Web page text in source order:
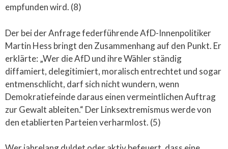
empfunden wird. (8)
Der bei der Anfrage federführende AfD-Innenpolitiker
Martin Hess bringt den Zusammenhang auf den Punkt. Er
erklärte: „Wer die AfD und ihre Wähler ständig
diffamiert, delegitimiert, moralisch entrechtet und sogar
entmenschlicht, darf sich nicht wundern, wenn
Demokratiefeinde daraus einen vermeintlichen Auftrag
zur Gewalt ableiten.“ Der Linksextremismus werde von
den etablierten Parteien verharmlost. (5)